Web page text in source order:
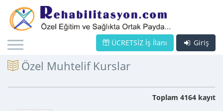
Giriş
ÜCRETSİZ İş İlanı
Özel Muhtelif Kurslar
Toplam 4164 kayıt